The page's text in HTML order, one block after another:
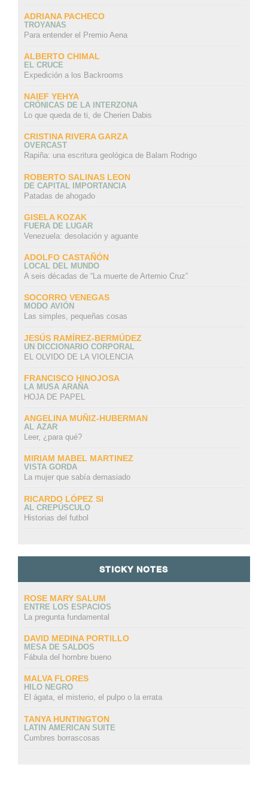
ADRIANA PACHECO
TROYANAS
Para entender el Premio Aena
ALBERTO CHIMAL
EL CRUCE
Expedición a los Backrooms
NAIEF YEHYA
CRÓNICAS DE LA INTERZONA
Lo que queda de ti, de Cherien Dabis
CRISTINA RIVERA GARZA
OVERCAST
Rapiña: una escritura geológica de Balam Rodrigo
ROBERTO SALINAS LEON
DE CAPITAL IMPORTANCIA
Patadas de ahogado
GISELA KOZAK
FUERA DE LUGAR
Venezuela: desolación y aguante
ADOLFO CASTAÑÓN
LOCAL DEL MUNDO
A seis décadas de “La muerte de Artemio Cruz”
SOCORRO VENEGAS
MODO AVIÓN
Las simples, pequeñas cosas
JESÚS RAMÍREZ-BERMÚDEZ
UN DICCIONARIO CORPORAL
EL OLVIDO DE LA VIOLENCIA
FRANCISCO HINOJOSA
LA MUSA ARAÑA
HOJA DE PAPEL
ANGELINA MUÑIZ-HUBERMAN
AL AZAR
Leer, ¿para qué?
MIRIAM MABEL MARTINEZ
VISTA GORDA
La mujer que sabía demasiado
RICARDO LÓPEZ SI
AL CREPÚSCULO
Historias del futbol
STICKY NOTES
ROSE MARY SALUM
ENTRE LOS ESPACIOS
La pregunta fundamental
DAVID MEDINA PORTILLO
MESA DE SALDOS
Fábula del hombre bueno
MALVA FLORES
HILO NEGRO
El ágata, el misterio, el pulpo o la errata
TANYA HUNTINGTON
LATIN AMERICAN SUITE
Cumbres borrascosas